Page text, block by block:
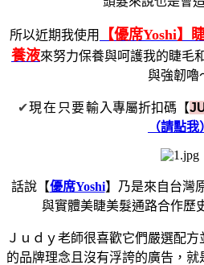
所以近期我使用 【優席Yoshi】
養液來努力保養與呵護我的睫毛
與強韌嚕
✔現在只要輸 入專屬折扣碼【
（請點我
話說【優席Yoshi】乃是來自台灣
與實體美睫美髮通路合作歷
Ｊｕｄｙ老師很喜歡它們嚴選配
的品牌理念且沒有浮誇的廣告，